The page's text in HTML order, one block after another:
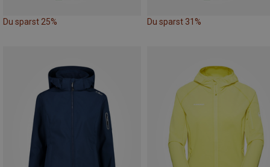
Du sparst 25% Du sparst 31%